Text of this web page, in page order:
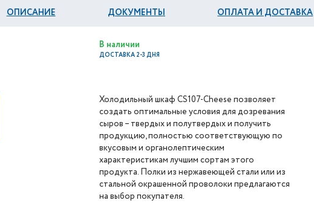
ОПИСАНИЕ ДОКУМЕНТЫ ОПЛАТА И ДОСТАВКА
В наличии
ДОСТАВКА 2-3 ДНЯ
Холодильный шкаф CS107-Cheese позволяет
создать оптимальные условия для дозревания
сыров – твердых и полутвердых и получить
продукцию, полностью соответствующую по
вкусовым и органолептическим
характеристикам лучшим сортам этого
продукта. Полки из нержавеющей стали или из
стальной окрашенной проволоки предлагаются
на выбор покупателя.